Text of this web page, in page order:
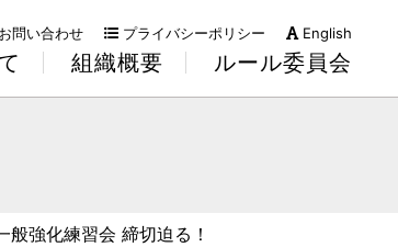
お問い合わせ プライバシーポリシー English
組織概要 ルール委員会
強化練習会 締切迫る！